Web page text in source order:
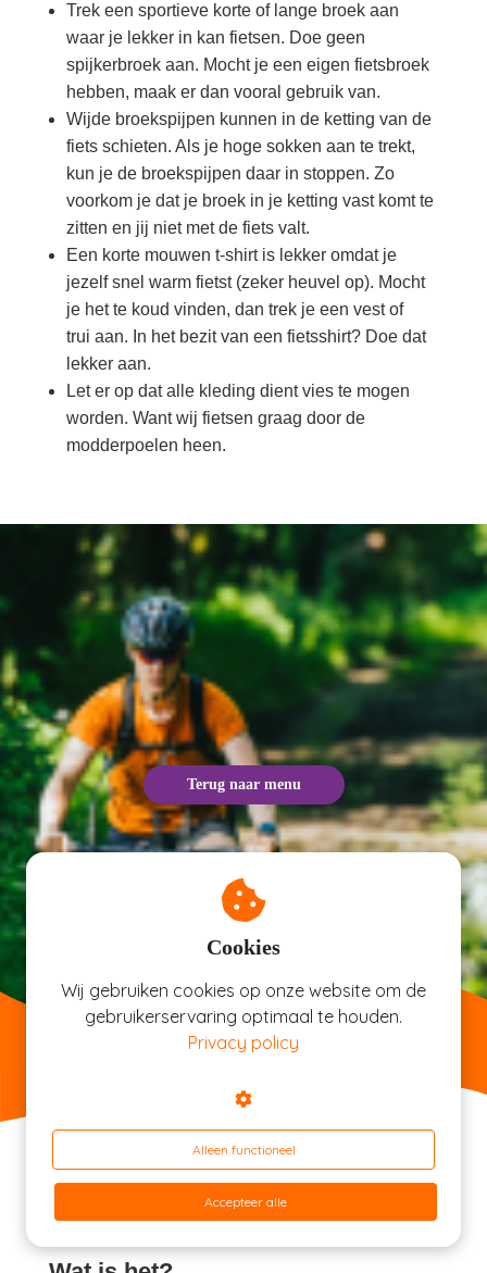
Trek een sportieve korte of lange broek aan
waar je lekker in kan fietsen. Doe geen
spijkerbroek aan. Mocht je een eigen fietsbroek
hebben, maak er dan vooral gebruik van.
Wijde broekspijpen kunnen in de ketting van de
fiets schieten. Als je hoge sokken aan te trekt,
kun je de broekspijpen daar in stoppen. Zo
voorkom je dat je broek in je ketting vast komt te
zitten en jij niet met de fiets valt.
Een korte mouwen t-shirt is lekker omdat je
jezelf snel warm fietst (zeker heuvel op). Mocht
je het te koud vinden, dan trek je een vest of
trui aan. In het bezit van een fietsshirt? Doe dat
lekker aan.
Let er op dat alle kleding dient vies te mogen
worden. Want wij fietsen graag door de
modderpoelen heen.
Terug naar menu
Challenge & tokkel
Cookies
Wij gebruiken cookies op onze website om de
gebruikerservaring optimaal te houden.
Privacy policy
Alleen functioneel
Accepteer alle